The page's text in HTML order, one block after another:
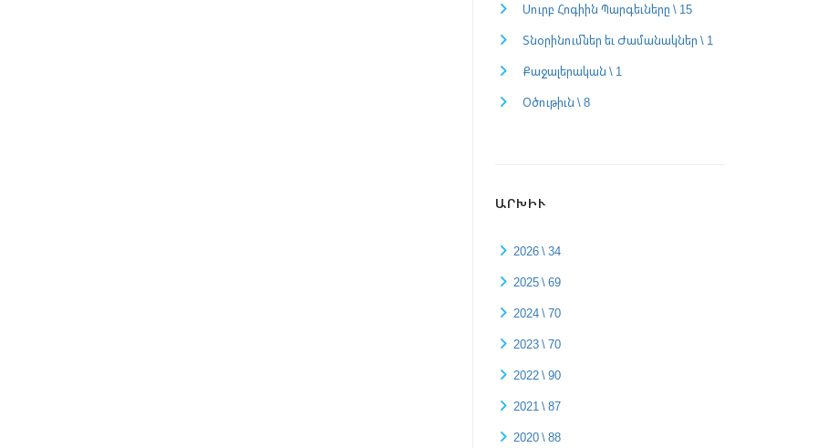
Սուրբ Հոգիին Պարգեւները \ 15
Տնօրինումներ եւ Ժամանակներ \ 1
Քաջալերական \ 1
Օծութիւն \ 8
ԱՐԽԻՒ
2026 \ 34
2025 \ 69
2024 \ 70
2023 \ 70
2022 \ 90
2021 \ 87
2020 \ 88